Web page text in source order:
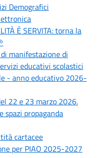
Demografici
È SERVITA: torna la
manifestazione di
educativi scolastici
- anno educativo 2026-
22 e 23 marzo 2026.
spazi propaganda
cartacee
per PIAO 2025-2027